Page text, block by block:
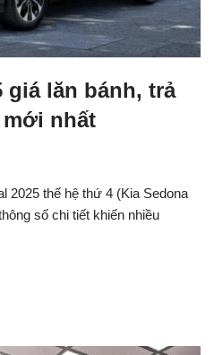
giá lăn bánh, trả
nhất
2025 thế hệ thứ 4 (Kia Sedona
số chi tiết khiến nhiều